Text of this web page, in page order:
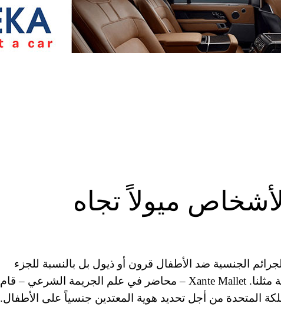
ميولاً تجاه
الجنسية ضد الأطفال قرون أو ذيول بل بالنسبة للجزء
الأكبر فإنهم يظهرون ويتصرفون بصورة طبيعية مثلنا. Xante Mallet – محاضر في علم الجريمة الشرعي – قام
المتحدة من أجل تحديد هوية المعتدين جنسياً على الأطفال.